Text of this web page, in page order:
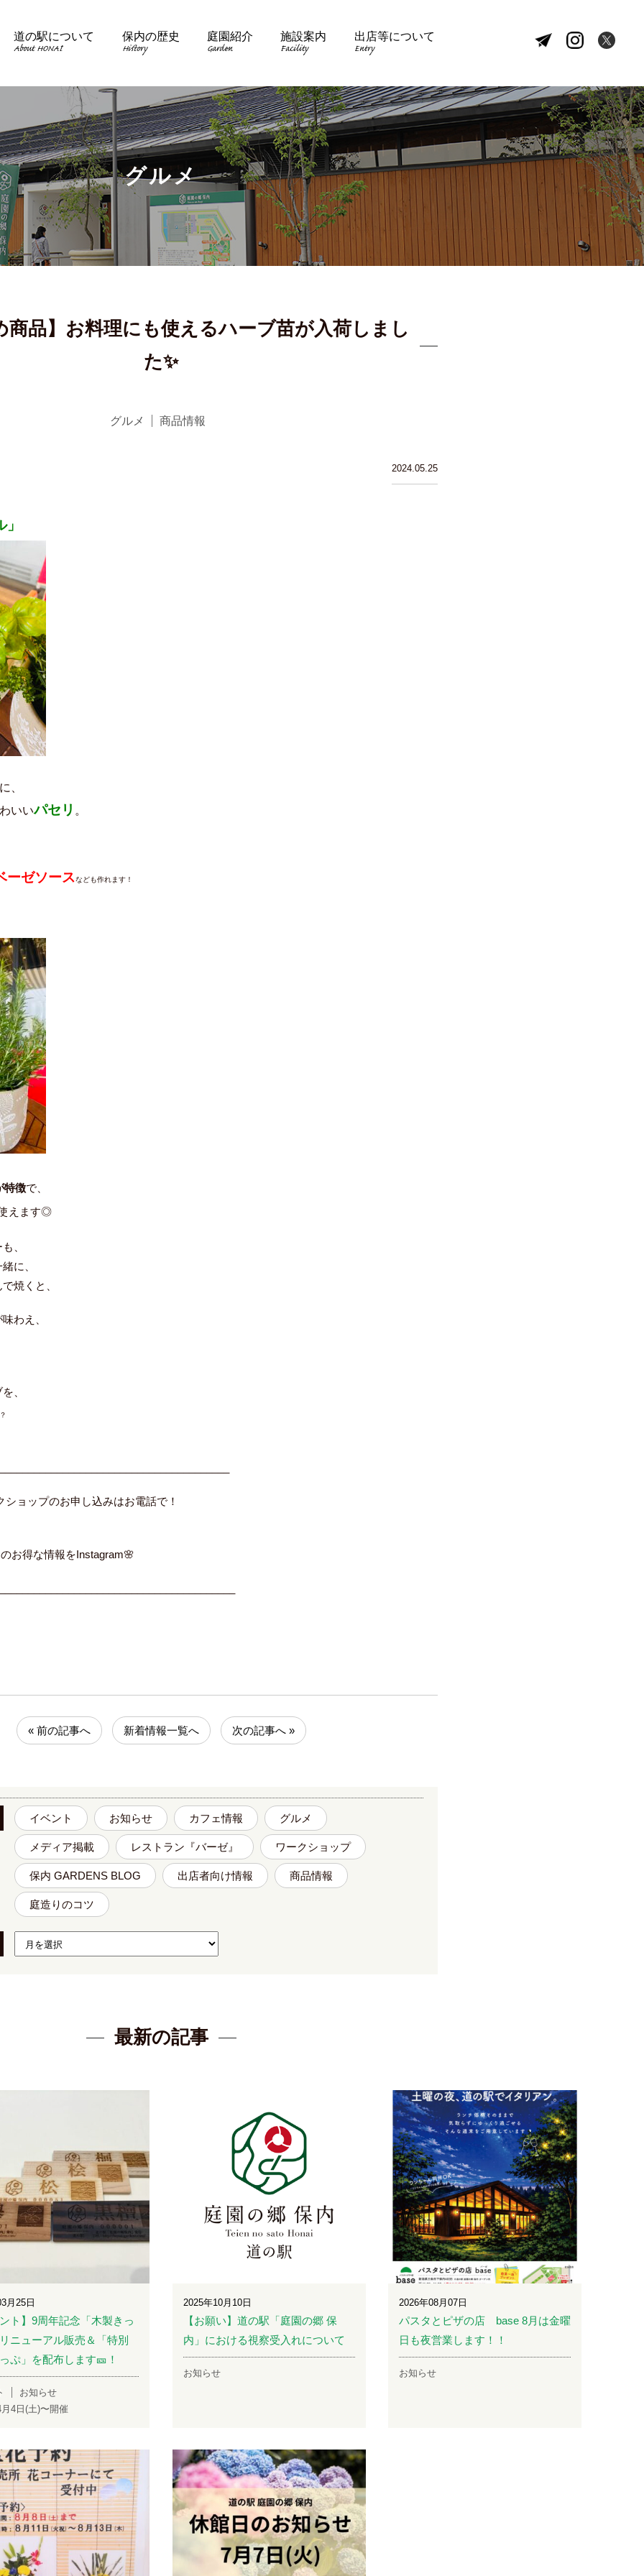
道の駅について
About HONAI
保内の歴史
History
庭園紹介
Garden
施設案内
Facility
出店等について
Entry
グルメ
商品】お料理にも使えるハーブ苗が入荷しまし
た✨
グルメ 商品情報
2024.05.25
に、
いいパセリ 。
ーゼソースなども作れます！
特徴で、
えます◎
、
に、
焼くと、
わえ、
、
ショップのお申し込みはお電話で！
お得な情報をInstagram🌸
« 前の記事へ 新着情報一覧へ 次の記事へ »
イベント お知らせ カフェ情報 グルメ
メディア掲載 レストラン『バーゼ』 ワークショップ
保内 GARDENS BLOG 出店者向け情報 商品情報
庭造りのコツ
最新の記事
月25日
ント】9周年記念「木製きっ
ニューアル販売＆「特別
ぷ」を配布します🎫！
お知らせ
4日(土)〜開催
2025年10月10日
【お願い】道の駅「庭園の郷 保
内」における視察受入れについて
お知らせ
2026年08月07日
パスタとピザの店 base 8月は金曜
日も夜営業します！！
お知らせ